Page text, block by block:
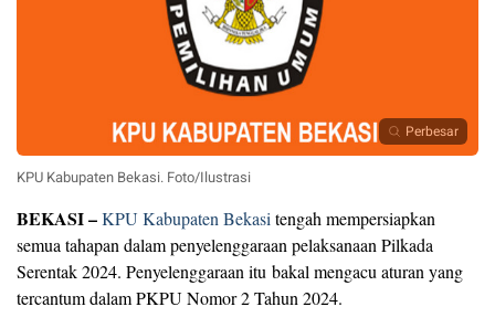
Perbesar
KPU Kabupaten Bekasi. Foto/Ilustrasi
BEKASI –KPU Kabupaten Bekasi tengah mempersiapkan
semua tahapan dalam penyelenggaraan pelaksanaan Pilkada
Serentak 2024. Penyelenggaraan itu bakal mengacu aturan yang
tercantum dalam PKPU Nomor 2 Tahun 2024.